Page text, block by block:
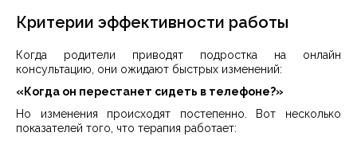
Критерии эффективности работы
Когда родители приводят подростка на онлайн
консультацию, они ожидают быстрых изменений:
«Когда он перестанет сидеть в телефоне?»
Но изменения происходят постепенно. Вот несколько
показателей того, что терапия работает: